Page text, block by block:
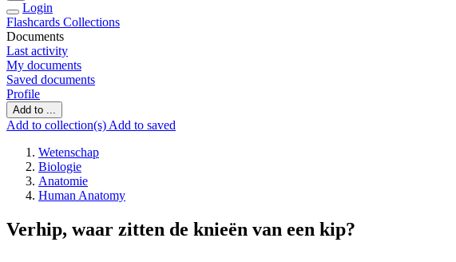
Login
Flashcards Collections
Documents
Last activity
My documents
Saved documents
Profile
Add to ...
Add to collection(s) Add to saved
Wetenschap
Biologie
Anatomie
Human Anatomy
Verhip, waar zitten de knieën van een kip?